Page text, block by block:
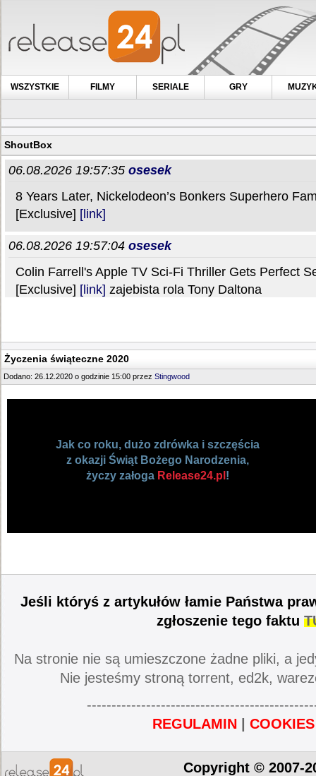
WSZYSTKIE FILMY SERIALE GRY
ShoutBox
Życzenia świąteczne 2020
Dodano: 26.12.2020 o godzinie 15:00 przez Stingwood
Jak co roku, dużo zdrówka i szczęścia
z okazji Świąt Bożego Narodzenia,
życzy załoga Release24.pl !
Jeśli któryś z artykułów łamie Państwa
zgłoszenie tego faktu
Na stronie nie są umieszczone żadne pliki, a
Nie jesteśmy stroną torrent, ed2k,
REGULAMIN
COOKIES
Copyright © 2007-